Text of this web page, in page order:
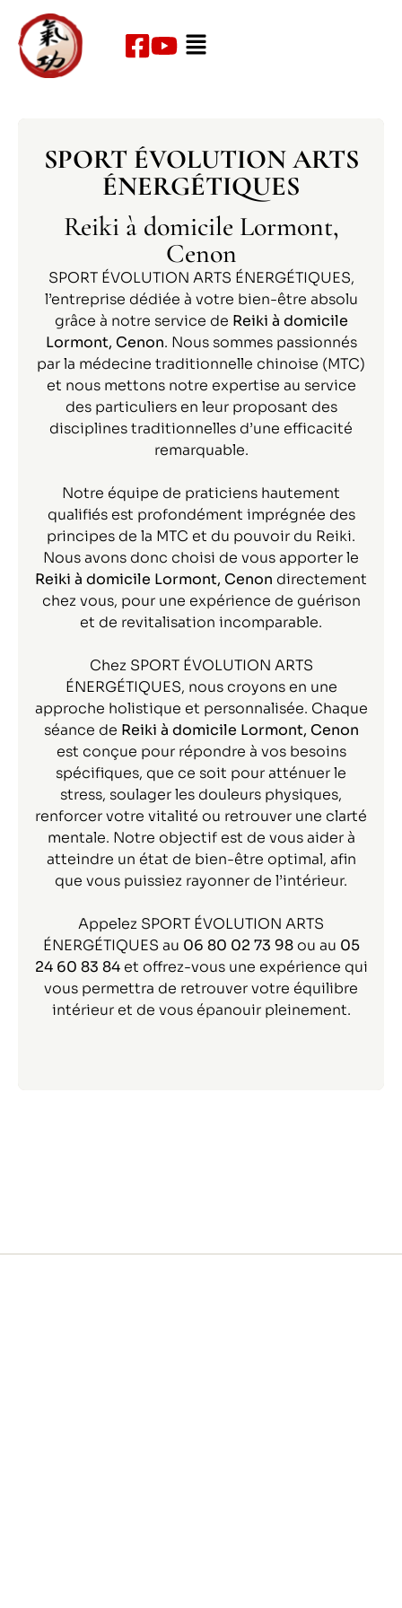
SPORT ÉVOLUTION ARTS
ÉNERGÉTIQUES
Reiki à domicile Lormont,
Cenon
SPORT ÉVOLUTION ARTS ÉNERGÉTIQUES,
l’entreprise dédiée à votre bien-être absolu
grâce à notre service de Reiki à domicile
Lormont, Cenon. Nous sommes passionnés
par la médecine traditionnelle chinoise (MTC)
et nous mettons notre expertise au service
des particuliers en leur proposant des
disciplines traditionnelles d’une efficacité
remarquable.
Notre équipe de praticiens hautement
qualifiés est profondément imprégnée des
principes de la MTC et du pouvoir du Reiki.
Nous avons donc choisi de vous apporter le
Reiki à domicile Lormont, Cenon directement
chez vous, pour une expérience de guérison
et de revitalisation incomparable.
Chez SPORT ÉVOLUTION ARTS
ÉNERGÉTIQUES, nous croyons en une
approche holistique et personnalisée. Chaque
séance de Reiki à domicile Lormont, Cenon
est conçue pour répondre à vos besoins
spécifiques, que ce soit pour atténuer le
stress, soulager les douleurs physiques,
renforcer votre vitalité ou retrouver une clarté
mentale. Notre objectif est de vous aider à
atteindre un état de bien-être optimal, afin
que vous puissiez rayonner de l’intérieur.
Appelez SPORT ÉVOLUTION ARTS
ÉNERGÉTIQUES au 06 80 02 73 98ou au 05
24 60 83 84et offrez-vous une expérience qui
vous permettra de retrouver votre équilibre
intérieur et de vous épanouir pleinement.